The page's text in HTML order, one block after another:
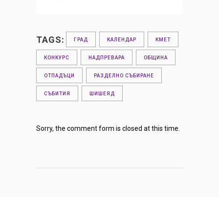
TAGS: ГРАД КАЛЕНДАР КМЕТ
КОНКУРС НАДПРЕВАРА ОБЩИНА
ОТПАДЪЦИ РАЗДЕЛНО СЪБИРАНЕ
СЪБИТИЯ ШИШЕЯД
Sorry, the comment form is closed at this time.